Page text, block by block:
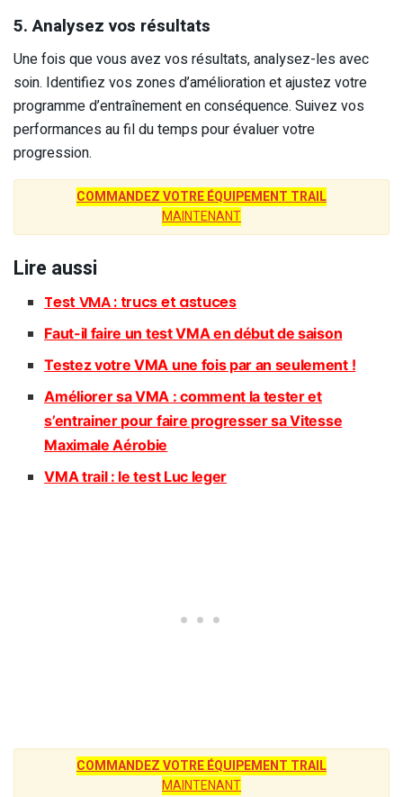
5. Analysez vos résultats
Une fois que vous avez vos résultats, analysez-les avec
soin. Identifiez vos zones d’amélioration et ajustez votre
programme d’entraînement en conséquence. Suivez vos
performances au fil du temps pour évaluer votre
progression.
COMMANDEZ VOTRE ÉQUIPEMENT TRAIL
MAINTENANT
Lire aussi
Test VMA : trucs et astuces
Faut-il faire un test VMA en début de saison
Testez votre VMA une fois par an seulement !
Améliorer sa VMA : comment la tester et
s’entrainer pour faire progresser sa Vitesse
Maximale Aérobie
VMA trail : le test Luc leger
COMMANDEZ VOTRE ÉQUIPEMENT TRAIL
MAINTENANT